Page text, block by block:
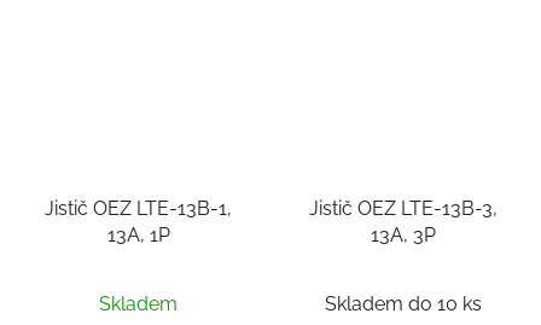
Jistič OEZ LTE-13B-1,
13A, 1P
Skladem
Jistič OEZ LTE-13B-3,
13A, 3P
Skladem do 10 ks